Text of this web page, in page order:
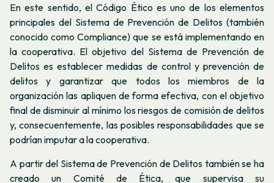
En este sentido, el Código Ético es uno de los elementos
principales del Sistema de Prevención de Delitos (también
conocido como Compliance) que se está implementando en
la cooperativa. El objetivo del Sistema de Prevención de
Delitos es establecer medidas de control y prevención de
delitos y garantizar que todos los miembros de la
organización las apliquen de forma efectiva, con el objetivo
final de disminuir al mínimo los riesgos de comisión de delitos
y, consecuentemente, las posibles responsabilidades que se
podrían imputar a la cooperativa.
A partir del Sistema de Prevención de Delitos también se ha
creado un Comité de Ética, que supervisa su